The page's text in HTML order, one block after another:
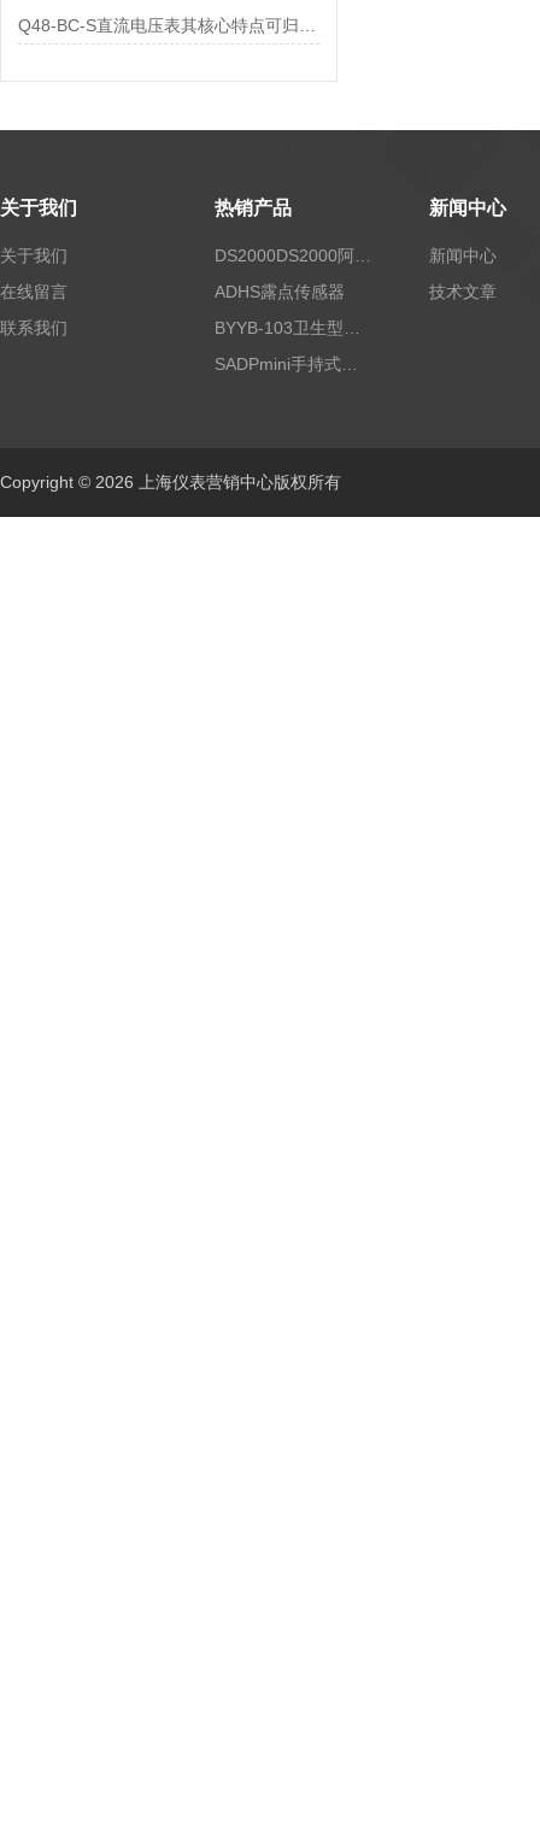
关于我们
关于我们
在线留言
联系我们
热销产品
ADHS露点传感器
新闻中心
新闻中心
技术文章
Copyright © 2026 上海仪表营销中心版权所有